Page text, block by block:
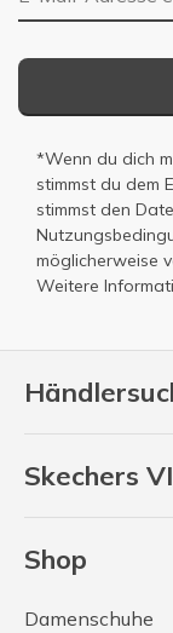
Skechers
Shop
Damenschuhe
*Wenn du dich
stimmst du dem
stimmst den
möglicherweise
Weitere